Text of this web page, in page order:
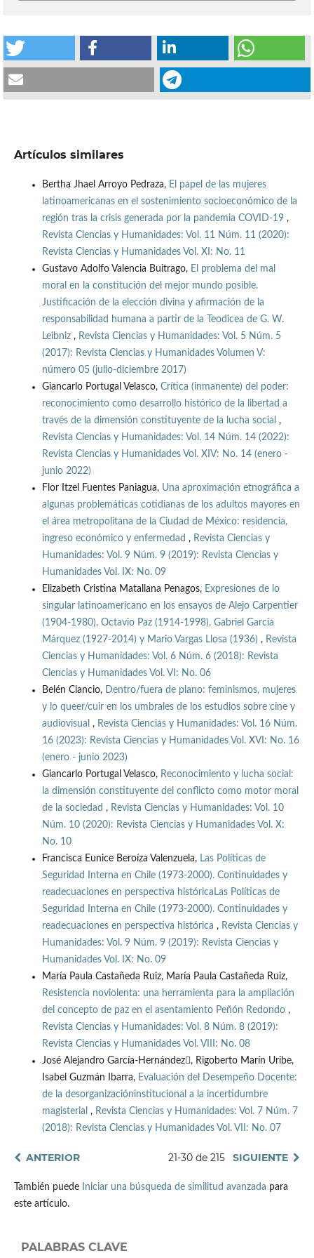
Artículos similares
Bertha Jhael Arroyo Pedraza, El papel de las mujeres
latinoamericanas en el sostenimiento socioeconómico de la
región tras la crisis generada por la pandemia COVID-19 ,
Revista Ciencias y Humanidades: Vol. 11 Núm. 11 (2020):
Revista Ciencias y Humanidades Vol. XI: No. 11
Gustavo Adolfo Valencia Buitrago, El problema del mal
moral en la constitución del mejor mundo posible.
Justificación de la elección divina y afirmación de la
responsabilidad humana a partir de la Teodicea de G. W.
Leibniz , Revista Ciencias y Humanidades: Vol. 5 Núm. 5
(2017): Revista Ciencias y Humanidades Volumen V:
número 05 (julio-diciembre 2017)
Giancarlo Portugal Velasco, Crítica (inmanente) del poder:
reconocimiento como desarrollo histórico de la libertad a
través de la dimensión constituyente de la lucha social ,
Revista Ciencias y Humanidades: Vol. 14 Núm. 14 (2022):
Revista Ciencias y Humanidades Vol. XIV: No. 14 (enero -
junio 2022)
Flor Itzel Fuentes Paniagua, Una aproximación etnográfica a
algunas problemáticas cotidianas de los adultos mayores en
el área metropolitana de la Ciudad de México: residencia,
ingreso económico y enfermedad , Revista Ciencias y
Humanidades: Vol. 9 Núm. 9 (2019): Revista Ciencias y
Humanidades Vol. IX: No. 09
Elizabeth Cristina Matallana Penagos, Expresiones de lo
singular latinoamericano en los ensayos de Alejo Carpentier
(1904-1980), Octavio Paz (1914-1998), Gabriel García
Márquez (1927-2014) y Mario Vargas Llosa (1936) , Revista
Ciencias y Humanidades: Vol. 6 Núm. 6 (2018): Revista
Ciencias y Humanidades Vol. VI: No. 06
Belén Ciancio, Dentro/fuera de plano: feminismos, mujeres
y lo queer/cuir en los umbrales de los estudios sobre cine y
audiovisual , Revista Ciencias y Humanidades: Vol. 16 Núm.
16 (2023): Revista Ciencias y Humanidades Vol. XVI: No. 16
(enero - junio 2023)
Giancarlo Portugal Velasco, Reconocimiento y lucha social:
la dimensión constituyente del conflicto como motor moral
de la sociedad , Revista Ciencias y Humanidades: Vol. 10
Núm. 10 (2020): Revista Ciencias y Humanidades Vol. X:
No. 10
Francisca Eunice Beroíza Valenzuela, Las Políticas de
Seguridad Interna en Chile (1973-2000). Continuidades y
readecuaciones en perspectiva históricaLas Políticas de
Seguridad Interna en Chile (1973-2000). Continuidades y
readecuaciones en perspectiva histórica , Revista Ciencias y
Humanidades: Vol. 9 Núm. 9 (2019): Revista Ciencias y
Humanidades Vol. IX: No. 09
María Paula Castañeda Ruiz, María Paula Castañeda Ruiz,
Resistencia noviolenta: una herramienta para la ampliación
del concepto de paz en el asentamiento Peñón Redondo ,
Revista Ciencias y Humanidades: Vol. 8 Núm. 8 (2019):
Revista Ciencias y Humanidades Vol. VIII: No. 08
José Alejandro García-Hernández, Rigoberto Marín Uribe,
Isabel Guzmán Ibarra, Evaluación del Desempeño Docente:
de la desorganizacióninstitucional a la incertidumbre
magisterial , Revista Ciencias y Humanidades: Vol. 7 Núm. 7
(2018): Revista Ciencias y Humanidades Vol. VII: No. 07
ANTERIOR 21-30 de 215 SIGUIENTE
También puede Iniciar una búsqueda de similitud avanzada para
este artículo.
PALABRAS CLAVE